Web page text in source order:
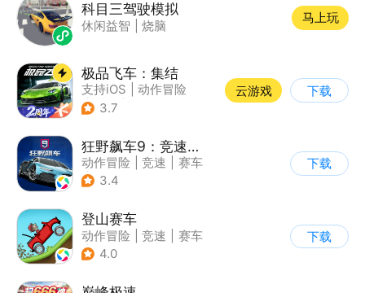
科目三驾驶模拟
休闲益智 烧脑
马上玩
极品飞车：集结
支持iOS
动作冒险
| 竞速
3.7
云游戏 下载
狂野飙车9：竞速传奇
动作冒险 竞速
赛车
| 狂野飙车
3.4
下载
登山赛车
动作冒险 竞速
赛车
| 卡通
4.0
下载